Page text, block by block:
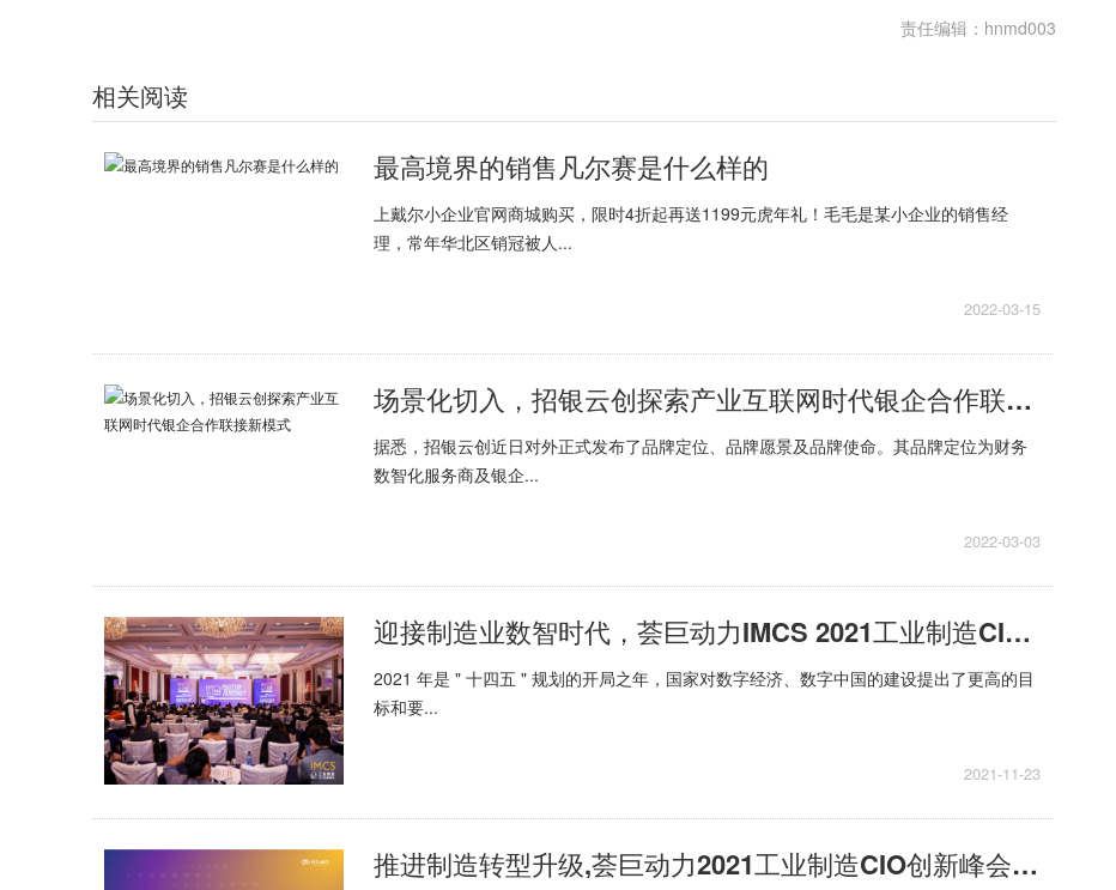
责任编辑：hnmd003
相关阅读
最高境界的销售凡尔赛是什么样的
上戴尔小企业官网商城购买，限时4折起再送1199元虎年礼！毛毛是某小企业的销售经
理，常年华北区销冠被人...
2022-03-15
场景化切入，招银云创探索产业互联网时代银企合作联接新模式
据悉，招银云创近日对外正式发布了品牌定位、品牌愿景及品牌使命。其品牌定位为财务
数智化服务商及银企...
2022-03-03
迎接制造业数智时代，荟巨动力IMCS 2021工业制造CIO创新峰会圆满召开！
2021 年是 " 十四五 " 规划的开局之年，国家对数字经济、数字中国的建设提出了更高的目
标和要...
2021-11-23
推进制造转型升级,荟巨动力2021工业制造CIO创新峰会即将于11月18日上海举办 !